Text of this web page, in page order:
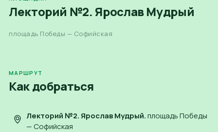
Лекторий №2. Ярослав Мудрый
площадь Победы — Софийская
МАРШРУТ
Как добраться
Лекторий №2. Ярослав Мудрый.площадь Победы
— Софийская